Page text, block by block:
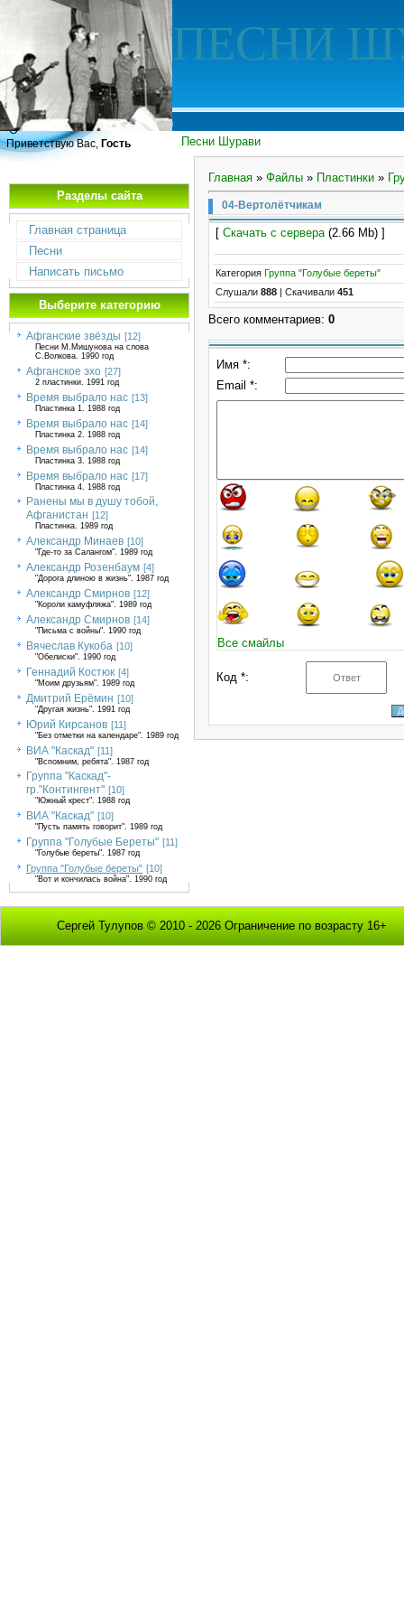
ПЕСНИ
Песни Шурави
Приветствую Вас, Гость
Разделы сайта
Главная страница
Песни
Написать письмо
Выберите категорию
Афганские звёзды [12]
Песни М.Мишунова на слова
С.Волкова. 1990 год
Афганское эхо [27]
2 пластинки. 1991 год
Время выбрало нас [13]
Пластинка 1. 1988 год
Время выбрало нас [14]
Пластинка 2. 1988 год
Время выбрало нас [14]
Пластинка 3. 1988 год
Время выбрало нас [17]
Пластинка 4. 1988 год
Ранены мы в душу тобой,
Афганистан [12]
Пластинка. 1989 год
Александр Минаев [10]
"Где-то за Салангом". 1989 год
Александр Розенбаум [4]
"Дорога длиною в жизнь". 1987 год
Александр Смирнов [12]
"Короли камуфляжа". 1989 год
Александр Смирнов [14]
"Письма с войны". 1990 год
Вячеслав Кукоба [10]
"Обелиски". 1990 год
Геннадий Костюк [4]
"Моим друзьям". 1989 год
Дмитрий Ерёмин [10]
"Другая жизнь". 1991 год
Юрий Кирсанов [11]
"Без отметки на календаре". 1989 год
ВИА "Каскад" [11]
"Вспомним, ребята". 1987 год
Группа "Каскад"-
гр."Контингент" [10]
"Южный крест". 1988 год
ВИА "Каскад" [10]
"Пусть память говорит". 1989 год
Группа "Голубые Береты" [11]
"Голубые береты". 1987 год
Группа "Голубые береты" [10]
"Вот и кончилась война". 1990 год
Главная » Файлы » Пластинки »
04-Вертолётчикам
[ Скачать с сервера(2.66 Mb) ]
Категория Группа "Голубые береты"
Слушали 888 Скачивали 451
Всего комментариев: 0
Имя *:
Email *:
Все смайлы
Код *:
Сергей Тулупов © 2010 - 2026 Ограничение по возрасту 16+